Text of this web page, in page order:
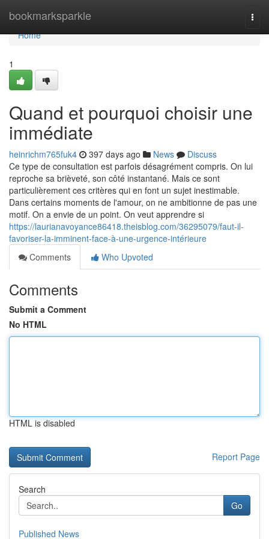
bookmarksparkle
Home
Home
1
Quand et pourquoi choisir une
immédiate
heinrichm765fuk4 397 days ago News
Discuss
Ce type de consultation est parfois désagrément compris. On lui
reproche sa brièveté, son côté instantané. Mais ce sont
particulièrement ces critères qui en font un sujet inestimable.
Dans certains moments de l'amour, on ne ambitionne de pas une
motif. On a envie de un point. On veut apprendre si
https://laurianavoyance86418.theisblog.com/36295079/faut-il-
favoriser-la-imminent-face-à-une-urgence-intérieure
Comments
Who Upvoted
Comments
Submit a Comment
No HTML
HTML is disabled
Report Page
Search
Go
Published News